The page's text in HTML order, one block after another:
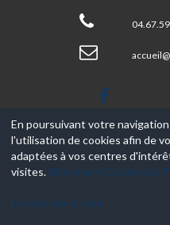
© 2017-2026, Ce site
En poursuivant votre
l'utilisation de cookies afin de
adaptées à vos centres
visites. Règlement Général de
Laissez-moi choisir